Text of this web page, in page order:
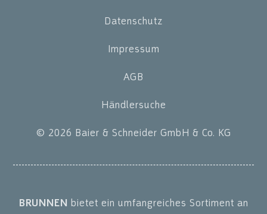
Datenschutz
Impressum
AGB
Händlersuche
© 2026 Baier & Schneider GmbH & Co. KG
BRUNNEN bietet ein umfangreiches Sortiment an